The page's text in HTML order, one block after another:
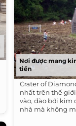
Nơi được mang
tiền
Crater of
nhất trên thế
vào, đào bới kim
nhà mà không